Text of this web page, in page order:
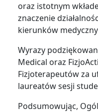
oraz istotnym
znaczenie
kierunków
Wyrazy
Medical oraz
Fizjoterapeutów za
laureatów sesji
Podsumowując,